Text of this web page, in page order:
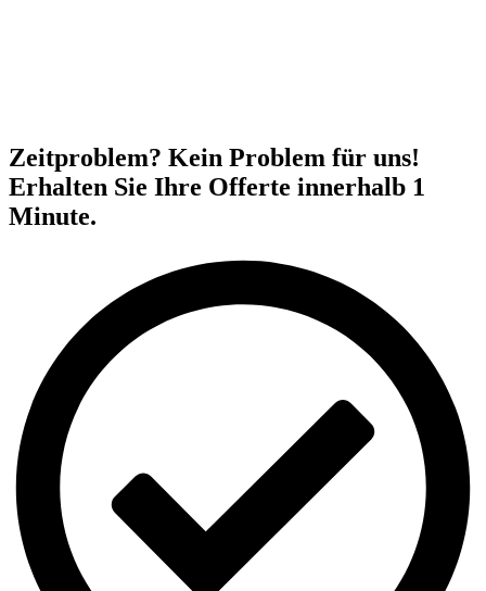
Zeitproblem? Kein Problem für uns!
Erhalten Sie Ihre Offerte innerhalb 1
Minute.